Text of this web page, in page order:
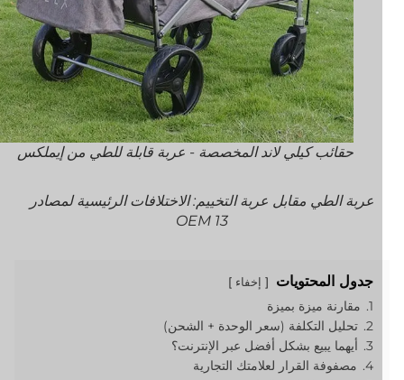
حقائب كيلي لاند المخصصة - عربة قابلة للطي من إيملكس
عربة الطي مقابل عربة التخييم: الاختلافات الرئيسية لمصادر
OEM 13
جدول المحتويات إخفاء
مقارنة ميزة بميزة
تحليل التكلفة (سعر الوحدة + الشحن)
أيهما يبيع بشكل أفضل عبر الإنترنت؟
مصفوفة القرار لعلامتك التجارية